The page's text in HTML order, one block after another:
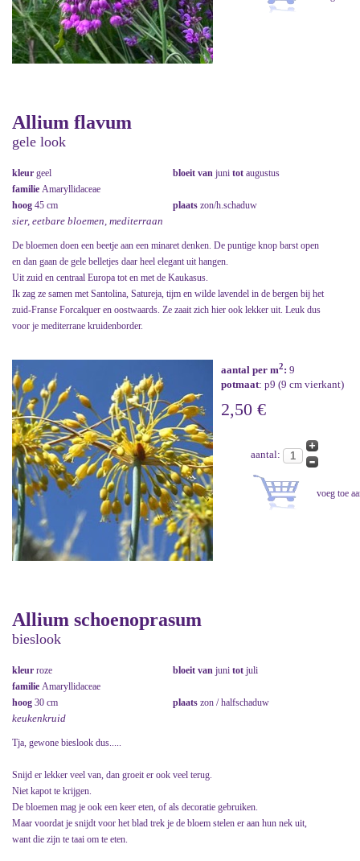
Allium flavum
gele look
kleur geel bloeit van juni tot augustus
familie Amaryllidaceae
hoog 45 cm plaats zon/h.schaduw
sier, eetbare bloemen, mediterraan
De bloemen doen een beetje aan een minaret denken. De puntige knop barst open
en dan gaan de gele belletjes daar heel elegant uit hangen.
Uit zuid en centraal Europa tot en met de Kaukasus.
Ik zag ze samen met Santolina, Satureja, tijm en wilde lavendel in de bergen bij het
zuid-Franse Forcalquer en oostwaards. Ze zaait zich hier ook lekker uit. Leuk dus
voor je mediterrane kruidenborder.
aantal per m2: 9
potmaat: p9 (9 cm vierkant)
2,50 €
aantal:
Allium schoenoprasum
bieslook
kleur roze bloeit van juni tot juli
familie Amaryllidaceae
hoog 30 cm plaats zon / halfschaduw
keukenkruid
Tja, gewone bieslook dus.....
Snijd er lekker veel van, dan groeit er ook veel terug.
Niet kapot te krijgen.
De bloemen mag je ook een keer eten, of als decoratie gebruiken.
Maar voordat je snijdt voor het blad trek je de bloem stelen er aan hun nek uit,
want die zijn te taai om te eten.